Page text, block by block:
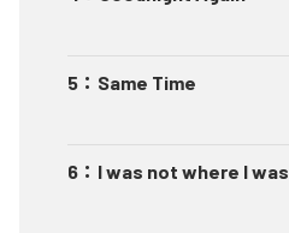
5 ： Same Time
6 ： I was not where I was